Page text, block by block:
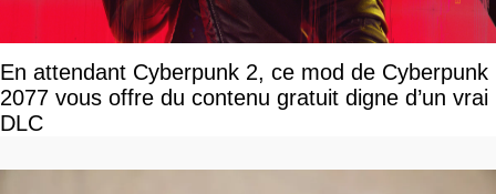
En attendant Cyberpunk 2, ce mod de Cyberpunk
2077 vous offre du contenu gratuit digne d’un vrai
DLC